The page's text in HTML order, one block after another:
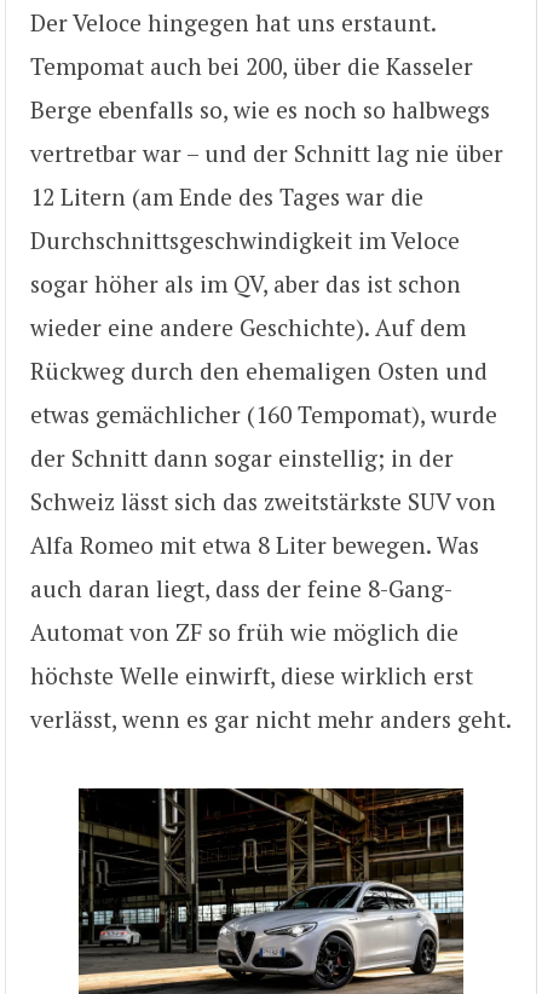
Der Veloce hingegen hat uns erstaunt.
Tempomat auch bei 200, über die Kasseler
Berge ebenfalls so, wie es noch so halbwegs
vertretbar war – und der Schnitt lag nie über
12 Litern (am Ende des Tages war die
Durchschnittsgeschwindigkeit im Veloce
sogar höher als im QV, aber das ist schon
wieder eine andere Geschichte). Auf dem
Rückweg durch den ehemaligen Osten und
etwas gemächlicher (160 Tempomat), wurde
der Schnitt dann sogar einstellig; in der
Schweiz lässt sich das zweitstärkste SUV von
Alfa Romeo mit etwa 8 Liter bewegen. Was
auch daran liegt, dass der feine 8-Gang-
Automat von ZF so früh wie möglich die
höchste Welle einwirft, diese wirklich erst
verlässt, wenn es gar nicht mehr anders geht.